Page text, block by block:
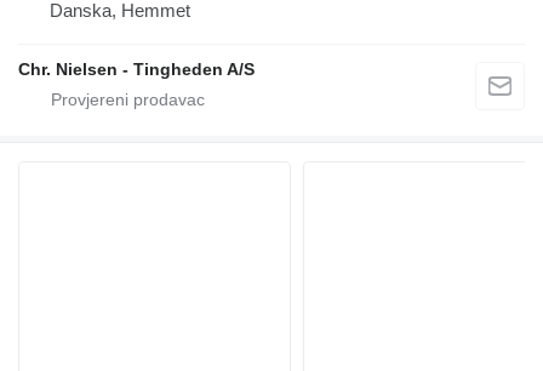
Danska, Hemmet
Chr. Nielsen - Tingheden A/S